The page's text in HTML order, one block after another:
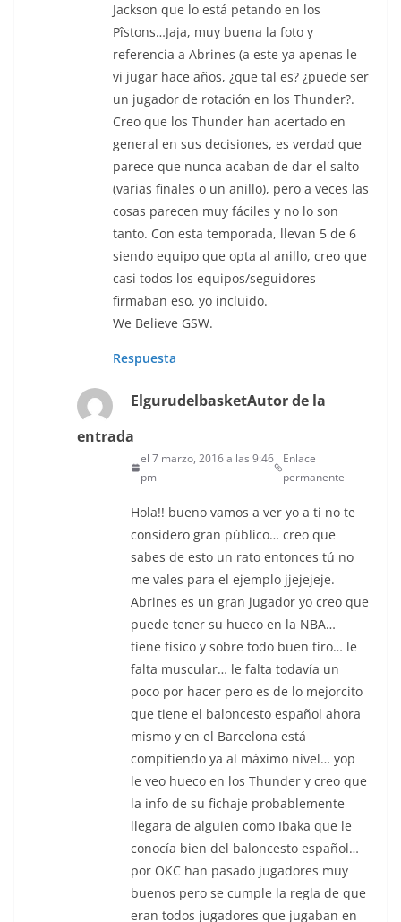
Jackson que lo está petando en los
Pîstons…Jaja, muy buena la foto y
referencia a Abrines (a este ya apenas le
vi jugar hace años, ¿que tal es? ¿puede ser
un jugador de rotación en los Thunder?.
Creo que los Thunder han acertado en
general en sus decisiones, es verdad que
parece que nunca acaban de dar el salto
(varias finales o un anillo), pero a veces las
cosas parecen muy fáciles y no lo son
tanto. Con esta temporada, llevan 5 de 6
siendo equipo que opta al anillo, creo que
casi todos los equipos/seguidores
firmaban eso, yo incluido.
We Believe GSW.
Respuesta
ElgurudelbasketAutor de la
entrada
el 7 marzo, 2016 a las 9:46
pm
Enlace
permanente
Hola!! bueno vamos a ver yo a ti no te
considero gran público… creo que
sabes de esto un rato entonces tú no
me vales para el ejemplo jjejejeje.
Abrines es un gran jugador yo creo que
puede tener su hueco en la NBA…
tiene físico y sobre todo buen tiro… le
falta muscular… le falta todavía un
poco por hacer pero es de lo mejorcito
que tiene el baloncesto español ahora
mismo y en el Barcelona está
compitiendo ya al máximo nivel… yop
le veo hueco en los Thunder y creo que
la info de su fichaje probablemente
llegara de alguien como Ibaka que le
conocía bien del baloncesto español…
por OKC han pasado jugadores muy
buenos pero se cumple la regla de que
eran todos jugadores que jugaban en